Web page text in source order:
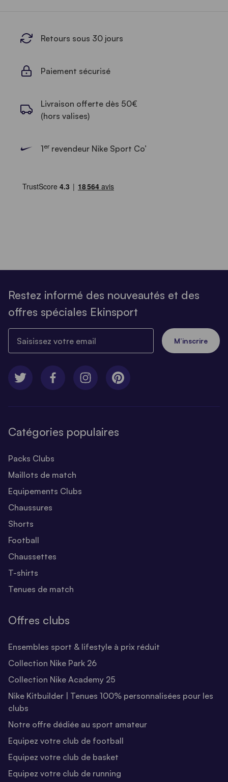
Retours sous 30 jours
Paiement sécurisé
Livraison offerte dès 50€
(hors valises)
1errevendeur Nike Sport Co’
Restez informé des nouveautés et des
offres spéciales Ekinsport
M’inscrire
Catégories populaires
Packs Clubs
Maillots de match
Equipements Clubs
Chaussures
Shorts
Football
Chaussettes
T-shirts
Tenues de match
Offres clubs
Ensembles sport & lifestyle à prix réduit
Collection Nike Park 26
Collection Nike Academy 25
Nike Kitbuilder | Tenues 100% personnalisées pour les
clubs
Notre offre dédiée au sport amateur
Equipez votre club de football
Equipez votre club de basket
Equipez votre club de running